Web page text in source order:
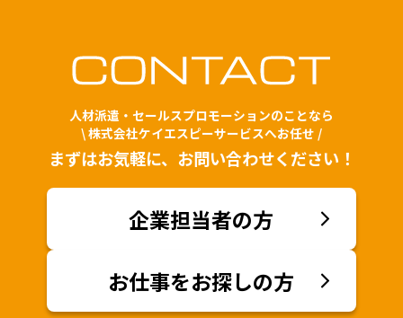
人材派遣・セールスプロモーションのことなら
\ 株式会社ケイエスピーサービスへお任せ /
まずはお気軽に、お問い合わせください！
企業担当者の方
お仕事をお探しの方